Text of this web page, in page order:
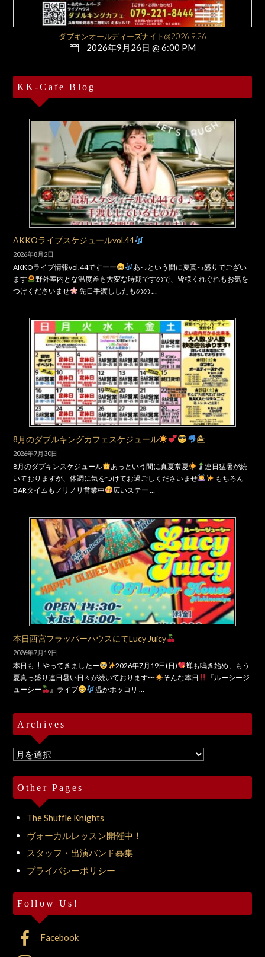
ダブキンオールディーズナイト@2026.9.26
2026年9月26日 @ 6:00 PM
KK-Cafe Blog
AKKOライブスケジュールvol.44
2026年8月2日
AKKOライブ情報vol.44ですーー
あっという間に夏真っ盛りでござい
ます
野外室内とな温度差も大変な時期ですので、皆様くれぐれもお気を
つけくださいませ
先日手渡ししたものの …
8月のダブルキングカフェスケジュール 🏝
2026年7月30日
8月のダブキンスケジュール あっという間に真夏常夏
連日猛暑が続
いておりますが、体調に気をつけてお過ごしくださいませ
もちろん
BARタイムもノリノリ営業中
広いステー …
本日西宮フラッパーハウスにてLucy Juicy
2026年7月19日
本日も やってきましたー 2026年7月19日(日)
蝉も鳴き始め、もう
夏真っ盛り連日暑い日々が続いております〜
そんな本日
『ルーシージ
ューシー
』ライブ 温かホッコリ …
Archives
Archives
Other Pages
The Shuffle Knights
ヴォーカルレッスン開催中！
スタッフ・出演バンド募集
プライバシーポリシー
Follow Us!
Facebook